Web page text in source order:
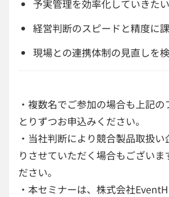
予実管理を効率化していきたい
経営判断のスピードと精度に
現場との連携体制の見直しを
・複数名でご参加の場合も上記
とりずつお申込みください。
・当社判断により競合製品取扱
りさせていただく場合もございま
ださい。
・本セミナーは、株式会社